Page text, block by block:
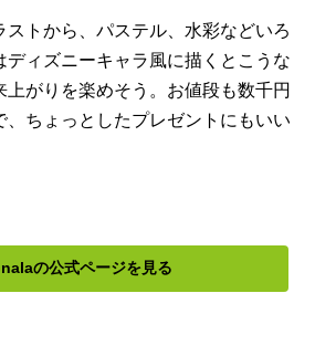
トから、パステル、水彩などいろ
ディズニーキャラ風に描くとこうな
上がりを楽めそう。お値段も数千円
、ちょっとしたプレゼントにもいい
の公式ページを見る